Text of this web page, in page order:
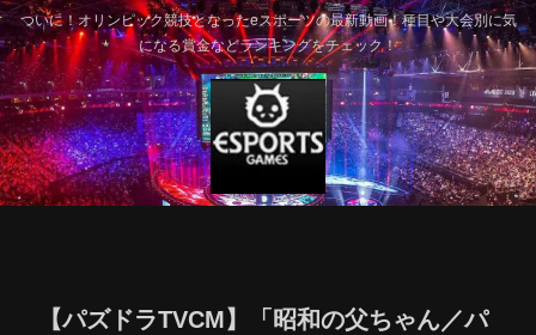
ついに！オリンピック競技となったeスポーツの最新動画！種目や大会別に気
になる賞金などランキングをチェック！
【パズドラTVCM】「昭和の父ちゃん／パ